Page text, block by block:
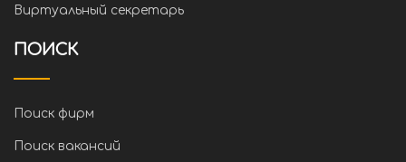
Виртуальный секретарь
ПОИСК
Поиск фирм
Поиск вакансий